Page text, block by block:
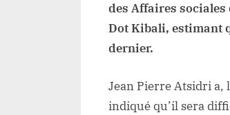
des Affaires
Dot Kibali, estimant
dernier.
Jean Pierre Atsidri a,
indiqué qu’il sera